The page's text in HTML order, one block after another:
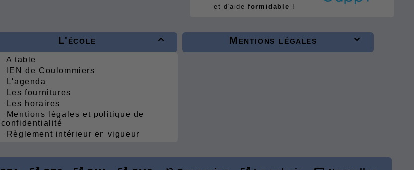
et d'aideformidable !

L'école
A table
IEN de Coulommiers
L'agenda
Les fournitures
Les horaires
Mentions légales et politique de
confidentialité
Règlement intérieur en vigueur

Mentions légales